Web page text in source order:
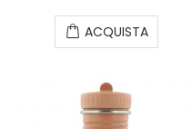
ACQUISTA